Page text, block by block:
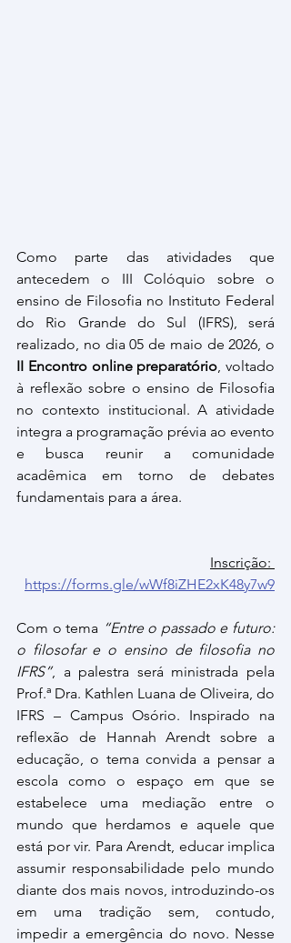
Como parte das atividades que
antecedem o III Colóquio sobre o
ensino de Filosofia no Instituto Federal
do Rio Grande do Sul (IFRS), será
II Encontro online preparatório, voltado
à reflexão sobre o ensino de Filosofia
no contexto institucional. A atividade
integra a programação prévia ao evento
e busca reunir a comunidade
acadêmica em torno de debates
fundamentais para a área.
Inscrição:
https://forms.gle/wWf8iZHE2xK48y7w9
Com o tema “Entre o passado e futuro:
o filosofar e o ensino de filosofia no
IFRS”, a palestra será ministrada pela
Prof.ª Dra. Kathlen Luana de Oliveira, do
IFRS – Campus Osório. Inspirado na
reflexão de Hannah Arendt sobre a
educação, o tema convida a pensar a
escola como o espaço em que se
estabelece uma mediação entre o
mundo que herdamos e aquele que
está por vir. Para Arendt, educar implica
assumir responsabilidade pelo mundo
diante dos mais novos, introduzindo-os
em uma tradição sem, contudo,
impedir a emergência do novo. Nesse